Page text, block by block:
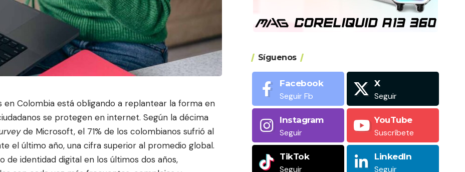
en Colombia está obligando a replantear la forma en
se protegen en internet. Según la décima
de Microsoft, el 71% de los colombianos sufrió al
el último año, una cifra superior al promedio global.
de identidad digital en los últimos dos años,
Síguenos
Facebook
Seguir Fb
X
Seguir
Instagram
Seguir
YouTube
Suscríbete
TikTok
Seguir
LinkedIn
Seguir